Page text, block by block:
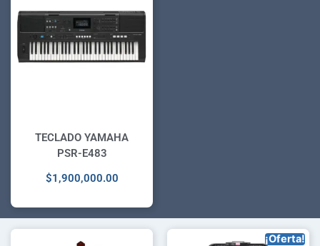
TECLADO YAMAHA
PSR-E483
$1,900,000.00
¡Oferta!